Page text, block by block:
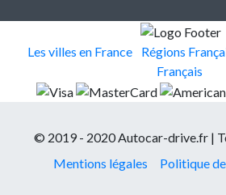
Les villes en France Régions
Français
© 2019 - 2020 Autocar-drive.fr |
Mentions légales
Politique